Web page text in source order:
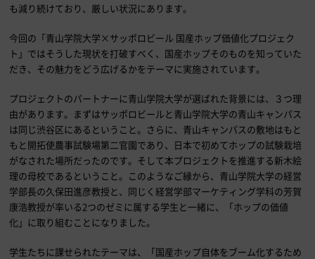
も減り続けており、厳しい状況にあります。
今回の「青山学院大学×サッポロビール 国産ホップ価値化プロジェク
ト」ではそうした現状を打破すべく、国産ホップそのものを知っていた
だき、その魅力をどう広げるかをテーマに実施されています。
プロジェクトのパートナーに青山学院大学が選ばれた背景には、３つ理
由があります。まずはサッポロビールと青山学院大学の青山キャンパス
は同じ渋谷区にあるということ。さらに、青山キャンパスの敷地はもと
もと開拓使農事試験場第二官園であり、日本で初めてホップの試験栽培
がなされた場所だったのです。そして本プロジェクトを推進する新木絵
理の母校であるということ。このようなご縁から、青山学院大学の経営
学部長の久保田進彦教授と、同じく経営学部マーケティング学科の芳賀
康浩教授が率いる2つのゼミに属する学生と一緒に、「ホップの価値
化」に取り組むことになりました。
学生たちに課せられたテーマは、「国産ホップ自体をブーム化するため